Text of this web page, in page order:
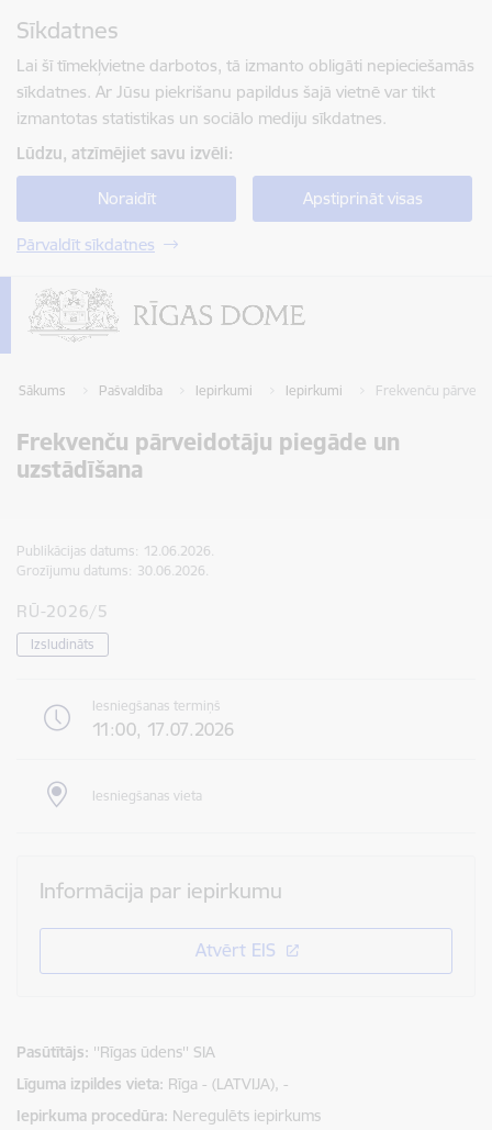
Sīkdatnes
Lai šī tīmekļvietne darbotos, tā izmanto obligāti nepieciešamās
sīkdatnes. Ar Jūsu piekrišanu papildus šajā vietnē var tikt
izmantotas statistikas un sociālo mediju sīkdatnes.
Lūdzu, atzīmējiet savu izvēli:
Noraidīt Apstiprināt visas
Pārvaldīt sīkdatnes
Sākums Pašvaldība Iepirkumi Iepirkumi Frekvenču
Frekvenču pārveidotāju piegāde un
uzstādīšana
Publikācijas datums: 12.06.2026.
Grozījumu datums: 30.06.2026.
RŪ-2026/5
Izsludināts
Iesniegšanas termiņš
11:00, 17.07.2026
Iesniegšanas vieta
Informācija par iepirkumu
Atvērt EIS
Pasūtītājs ''Rīgas ūdens'' SIA
Līguma izpildes vieta Rīga - (LATVIJA), -
Iepirkuma procedūra Neregulēts iepirkums